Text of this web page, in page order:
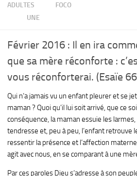
ADULTES FOCO
UNE
Février 2016 : Il en ira
que sa mère réconforte :
vous réconforterai. (Esaïe
Qui n’a jamais vu un enfant pleurer et se
maman ? Quoi qu’il lui soit arrivé, que ce
conséquence, la maman essuie les larmes,
tendresse et, peu à peu, l’enfant retrouve
ressentir la présence et l’affection
agit avec nous, en se comparant à une
Par ces paroles Dieu s’adresse à son